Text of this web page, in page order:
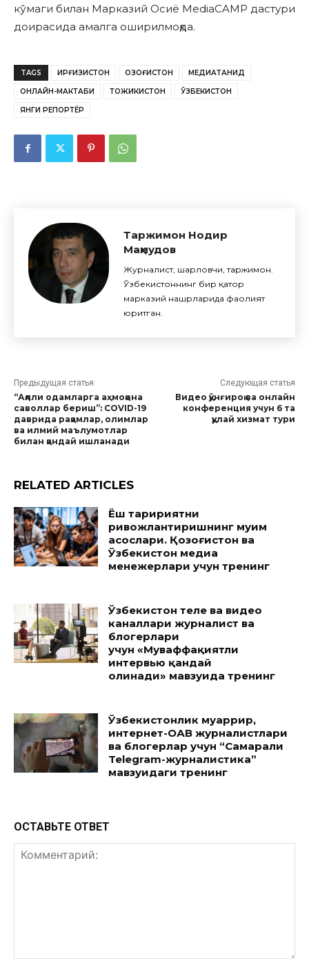
кўмаги билан Марказий Осиё MediaCAMP дастури
доирасида амалга оширилмоқда.
TAGS ҚИРҒИЗИСТОН ҚОЗОҒИСТОН МЕДИАТАНҚИД
ОНЛАЙН-МАКТАБИ ТОЖИКИСТОН ЎЗБЕКИСТОН
ЯНГИ РЕПОРТЁР
Таржимон Нодир
Маҳмудов
Журналист, шарҳловчи, таржимон.
Ўзбекистоннинг бир қатор
марказий нашрларида фаолият
юритган.
Предыдущая статья
“Ақлли одамларга аҳмоқона
саволлар бериш”: COVID-19
даврида рақамлар, олимлар
ва илмий маълумотлар
билан қандай ишланади
Следующая статья
Видео қўнғироқ ва онлайн
конференция учун 6 та
қулай хизмат тури
RELATED ARTICLES
Ёш таҳририятни
ривожлантиришнинг муҳим
асослари. Қозоғистон ва
Ўзбекистон медиа
менежерлари учун тренинг
Ўзбекистон теле ва видео
каналлари журналист ва
блогерлари
учун «Муваффақиятли
интервью қандай
олинади» мавзуида тренинг
Ўзбекистонлик муҳаррир,
интернет-ОАВ журналистлари
ва блогерлар учун “Самарали
Telegram-журналистика”
мавзуидаги тренинг
ОСТАВЬТЕ ОТВЕТ